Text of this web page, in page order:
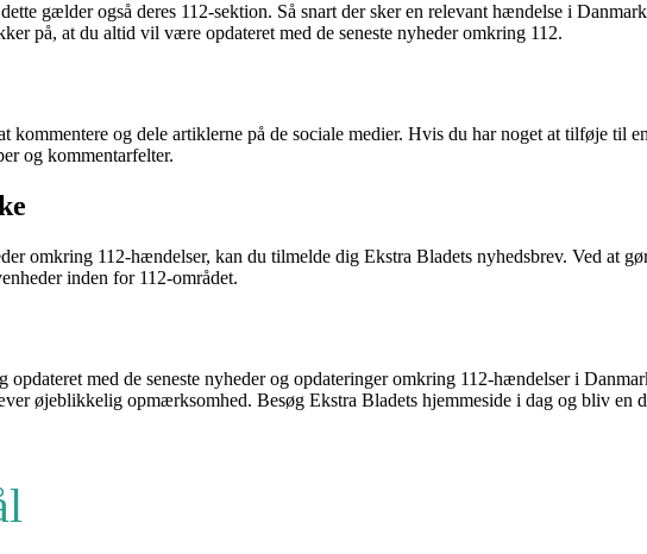
gælder også deres 112-sektion. Så snart der sker en relevant hændelse i
på, at du altid vil være opdateret med de seneste nyheder omkring 112.
kommentere og dele artiklerne på de sociale medier. Hvis du har noget at tilføje til
og kommentarfelter.
omkring 112-hændelser, kan du tilmelde dig Ekstra Bladets nyhedsbrev. Ved at
inden for 112-området.
opdateret med de seneste nyheder og opdateringer omkring 112-hændelser i
øjeblikkelig opmærksomhed. Besøg Ekstra Bladets hjemmeside i dag og bliv en